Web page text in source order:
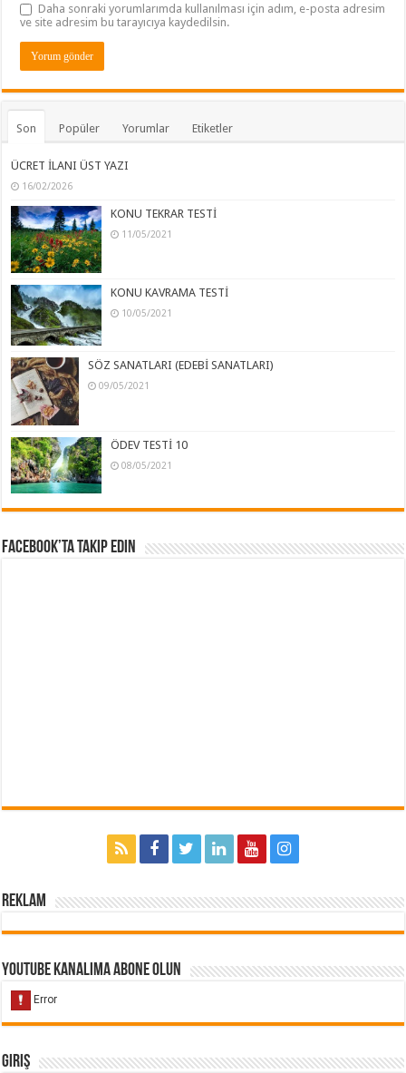
Daha sonraki yorumlarımda kullanılması için adım, e-posta adresim
ve site adresim bu tarayıcıya kaydedilsin.
Son Popüler Yorumlar Etiketler
ÜCRET İLANI ÜST YAZI
16/02/2026
KONU TEKRAR TESTİ
11/05/2021
KONU KAVRAMA TESTİ
10/05/2021
SÖZ SANATLARI (EDEBİ SANATLARI)
09/05/2021
ÖDEV TESTİ 10
08/05/2021
Facebook’ta Takip Edin
Reklam
Youtube Kanalıma Abone Olun
Giriş